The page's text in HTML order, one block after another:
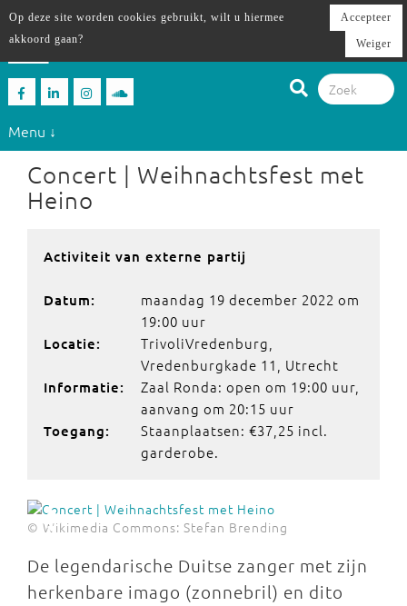
Menu ↓
Concert | Weihnachtsfest met
Heino
Activiteit van externe partij
Datum:
maandag 19 december 2022 om
19:00 uur
Locatie:
TrivoliVredenburg,
Vredenburgkade 11, Utrecht
Informatie:
Zaal Ronda: open om 19:00 uur,
aanvang om 20:15 uur
Toegang:
Staanplaatsen: €37,25 incl.
garderobe.
© Wikimedia Commons: Stefan Brending
De legendarische Duitse zanger met zijn
herkenbare imago (zonnebril) en dito
Op deze site worden cookies gebruikt, wilt u hiermee
akkoord gaan?
Accepteer
Weiger